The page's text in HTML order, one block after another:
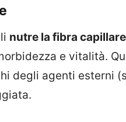
nutre la fibra
e vitalità.
degli agenti esterni